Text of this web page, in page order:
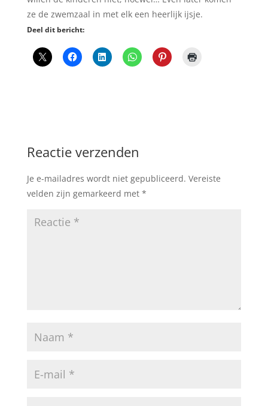
ze de zwemzaal in met elk een heerlijk ijsje.
Deel dit bericht:
Reactie verzenden
Je e-mailadres wordt niet gepubliceerd. Vereiste
velden zijn gemarkeerd met *